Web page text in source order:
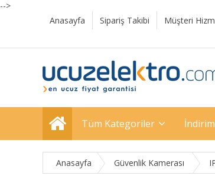
-->
Anasayfa
Sipariş Takibi Müşteri
Tüm Kategoriler
Anasayfa Güvenlik Kamerası